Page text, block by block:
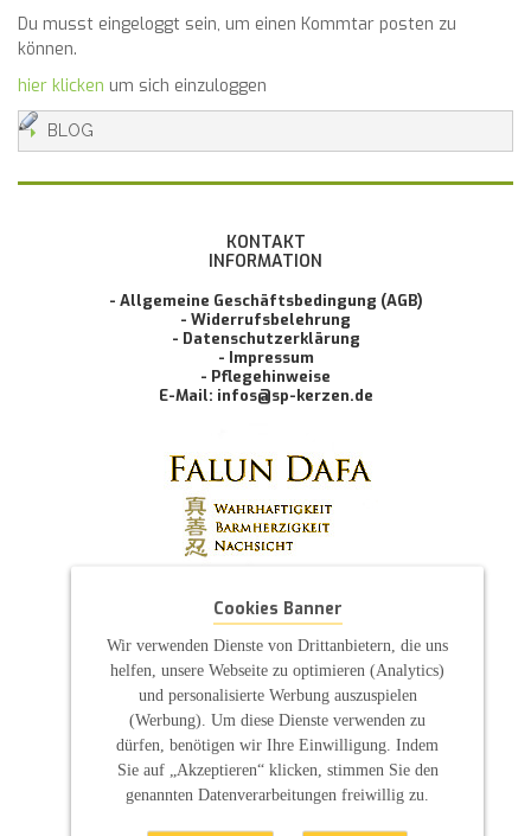
Du musst eingeloggt sein, um einen Kommtar posten zu
können.
hier klicken um sich einzuloggen
BLOG
KONTAKT
INFORMATION
- Allgemeine Geschäftsbedingung (AGB)
- Widerrufsbelehrung
- Datenschutzerklärung
- Impressum
- Pflegehinweise
E-Mail: infos@sp-kerzen.de
Cookies Banner
Wir verwenden Dienste von Drittanbietern, die uns
helfen, unsere Webseite zu optimieren (Analytics)
und personalisierte Werbung auszuspielen
(Werbung). Um diese Dienste verwenden zu
dürfen, benötigen wir Ihre Einwilligung. Indem
Sie auf „Akzeptieren“ klicken, stimmen Sie den
genannten Datenverarbeitungen freiwillig zu.